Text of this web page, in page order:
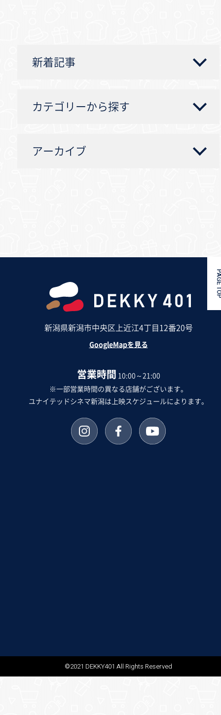
新着記事
カテゴリーから探す
アーカイブ
新潟県新潟市中央区上近江4丁目12番20号
GoogleMapを見る
営業時間 10:00～21:00
※一部営業時間の異なる店舗がございます。
ユナイテッドシネマ新潟は上映スケジュールによります。
©2021 DEKKY401 All Rights Reserved